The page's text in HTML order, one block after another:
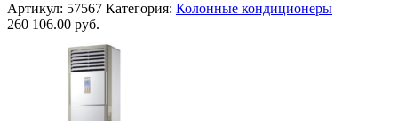
Артикул: 57567 Категория: Колонные кондиционеры
260 106.00 руб.